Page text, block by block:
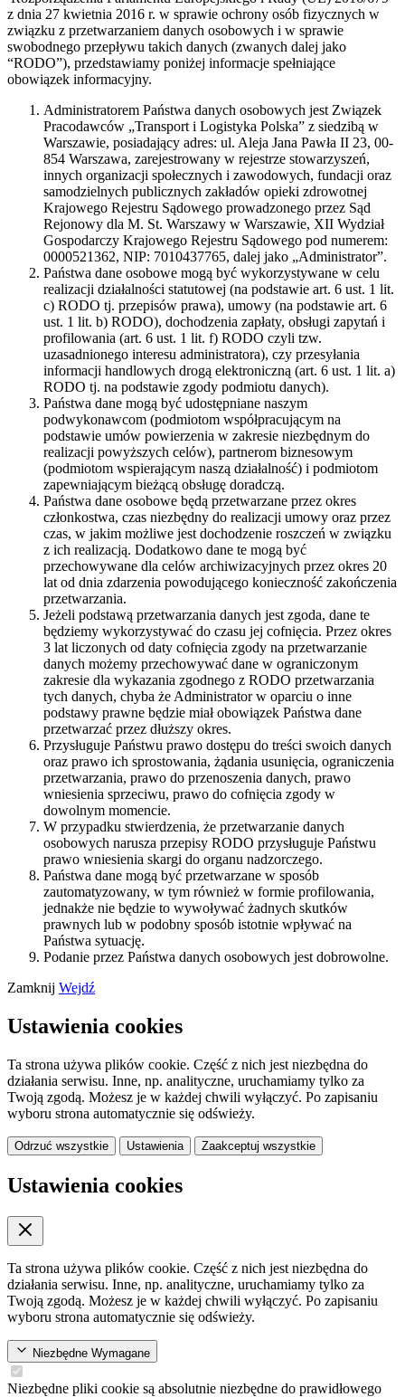
z dnia 27 kwietnia 2016 r. w sprawie ochrony osób fizycznych w
związku z przetwarzaniem danych osobowych i w sprawie
swobodnego przepływu takich danych (zwanych dalej jako
“RODO”), przedstawiamy poniżej informacje spełniające
obowiązek informacyjny.
Administratorem Państwa danych osobowych jest Związek
Pracodawców „Transport i Logistyka Polska” z siedzibą w
Warszawie, posiadający adres: ul. Aleja Jana Pawła II 23, 00-
854 Warszawa, zarejestrowany w rejestrze stowarzyszeń,
innych organizacji społecznych i zawodowych, fundacji oraz
samodzielnych publicznych zakładów opieki zdrowotnej
Krajowego Rejestru Sądowego prowadzonego przez Sąd
Rejonowy dla M. St. Warszawy w Warszawie, XII Wydział
Gospodarczy Krajowego Rejestru Sądowego pod numerem:
0000521362, NIP: 7010437765, dalej jako „Administrator”.
Państwa dane osobowe mogą być wykorzystywane w celu
realizacji działalności statutowej (na podstawie art. 6 ust. 1 lit.
c) RODO tj. przepisów prawa), umowy (na podstawie art. 6
ust. 1 lit. b) RODO), dochodzenia zapłaty, obsługi zapytań i
profilowania (art. 6 ust. 1 lit. f) RODO czyli tzw.
uzasadnionego interesu administratora), czy przesyłania
informacji handlowych drogą elektroniczną (art. 6 ust. 1 lit. a)
RODO tj. na podstawie zgody podmiotu danych).
Państwa dane mogą być udostępniane naszym
podwykonawcom (podmiotom współpracującym na
podstawie umów powierzenia w zakresie niezbędnym do
realizacji powyższych celów), partnerom biznesowym
(podmiotom wspierającym naszą działalność) i podmiotom
zapewniającym bieżącą obsługę doradczą.
Państwa dane osobowe będą przetwarzane przez okres
członkostwa, czas niezbędny do realizacji umowy oraz przez
czas, w jakim możliwe jest dochodzenie roszczeń w związku
z ich realizacją. Dodatkowo dane te mogą być
przechowywane dla celów archiwizacyjnych przez okres 20
lat od dnia zdarzenia powodującego konieczność zakończenia
przetwarzania.
Jeżeli podstawą przetwarzania danych jest zgoda, dane te
będziemy wykorzystywać do czasu jej cofnięcia. Przez okres
3 lat liczonych od daty cofnięcia zgody na przetwarzanie
danych możemy przechowywać dane w ograniczonym
zakresie dla wykazania zgodnego z RODO przetwarzania
tych danych, chyba że Administrator w oparciu o inne
podstawy prawne będzie miał obowiązek Państwa dane
przetwarzać przez dłuższy okres.
Przysługuje Państwu prawo dostępu do treści swoich danych
oraz prawo ich sprostowania, żądania usunięcia, ograniczenia
przetwarzania, prawo do przenoszenia danych, prawo
wniesienia sprzeciwu, prawo do cofnięcia zgody w
dowolnym momencie.
W przypadku stwierdzenia, że przetwarzanie danych
osobowych narusza przepisy RODO przysługuje Państwu
prawo wniesienia skargi do organu nadzorczego.
Państwa dane mogą być przetwarzane w sposób
zautomatyzowany, w tym również w formie profilowania,
jednakże nie będzie to wywoływać żadnych skutków
prawnych lub w podobny sposób istotnie wpływać na
Państwa sytuację.
Podanie przez Państwa danych osobowych jest dobrowolne.
Zamknij Wejdź
Ustawienia cookies
Ta strona używa plików cookie. Część z nich jest niezbędna do
działania serwisu. Inne, np. analityczne, uruchamiamy tylko za
Twoją zgodą. Możesz je w każdej chwili wyłączyć. Po zapisaniu
wyboru strona automatycznie się odświeży.
Odrzuć wszystkie Ustawienia Zaakceptuj wszystkie
Ustawienia cookies
Ta strona używa plików cookie. Część z nich jest niezbędna do
działania serwisu. Inne, np. analityczne, uruchamiamy tylko za
Twoją zgodą. Możesz je w każdej chwili wyłączyć. Po zapisaniu
wyboru strona automatycznie się odświeży.
Niezbędne Wymagane
Niezbędne pliki cookie są absolutnie niezbędne do prawidłowego